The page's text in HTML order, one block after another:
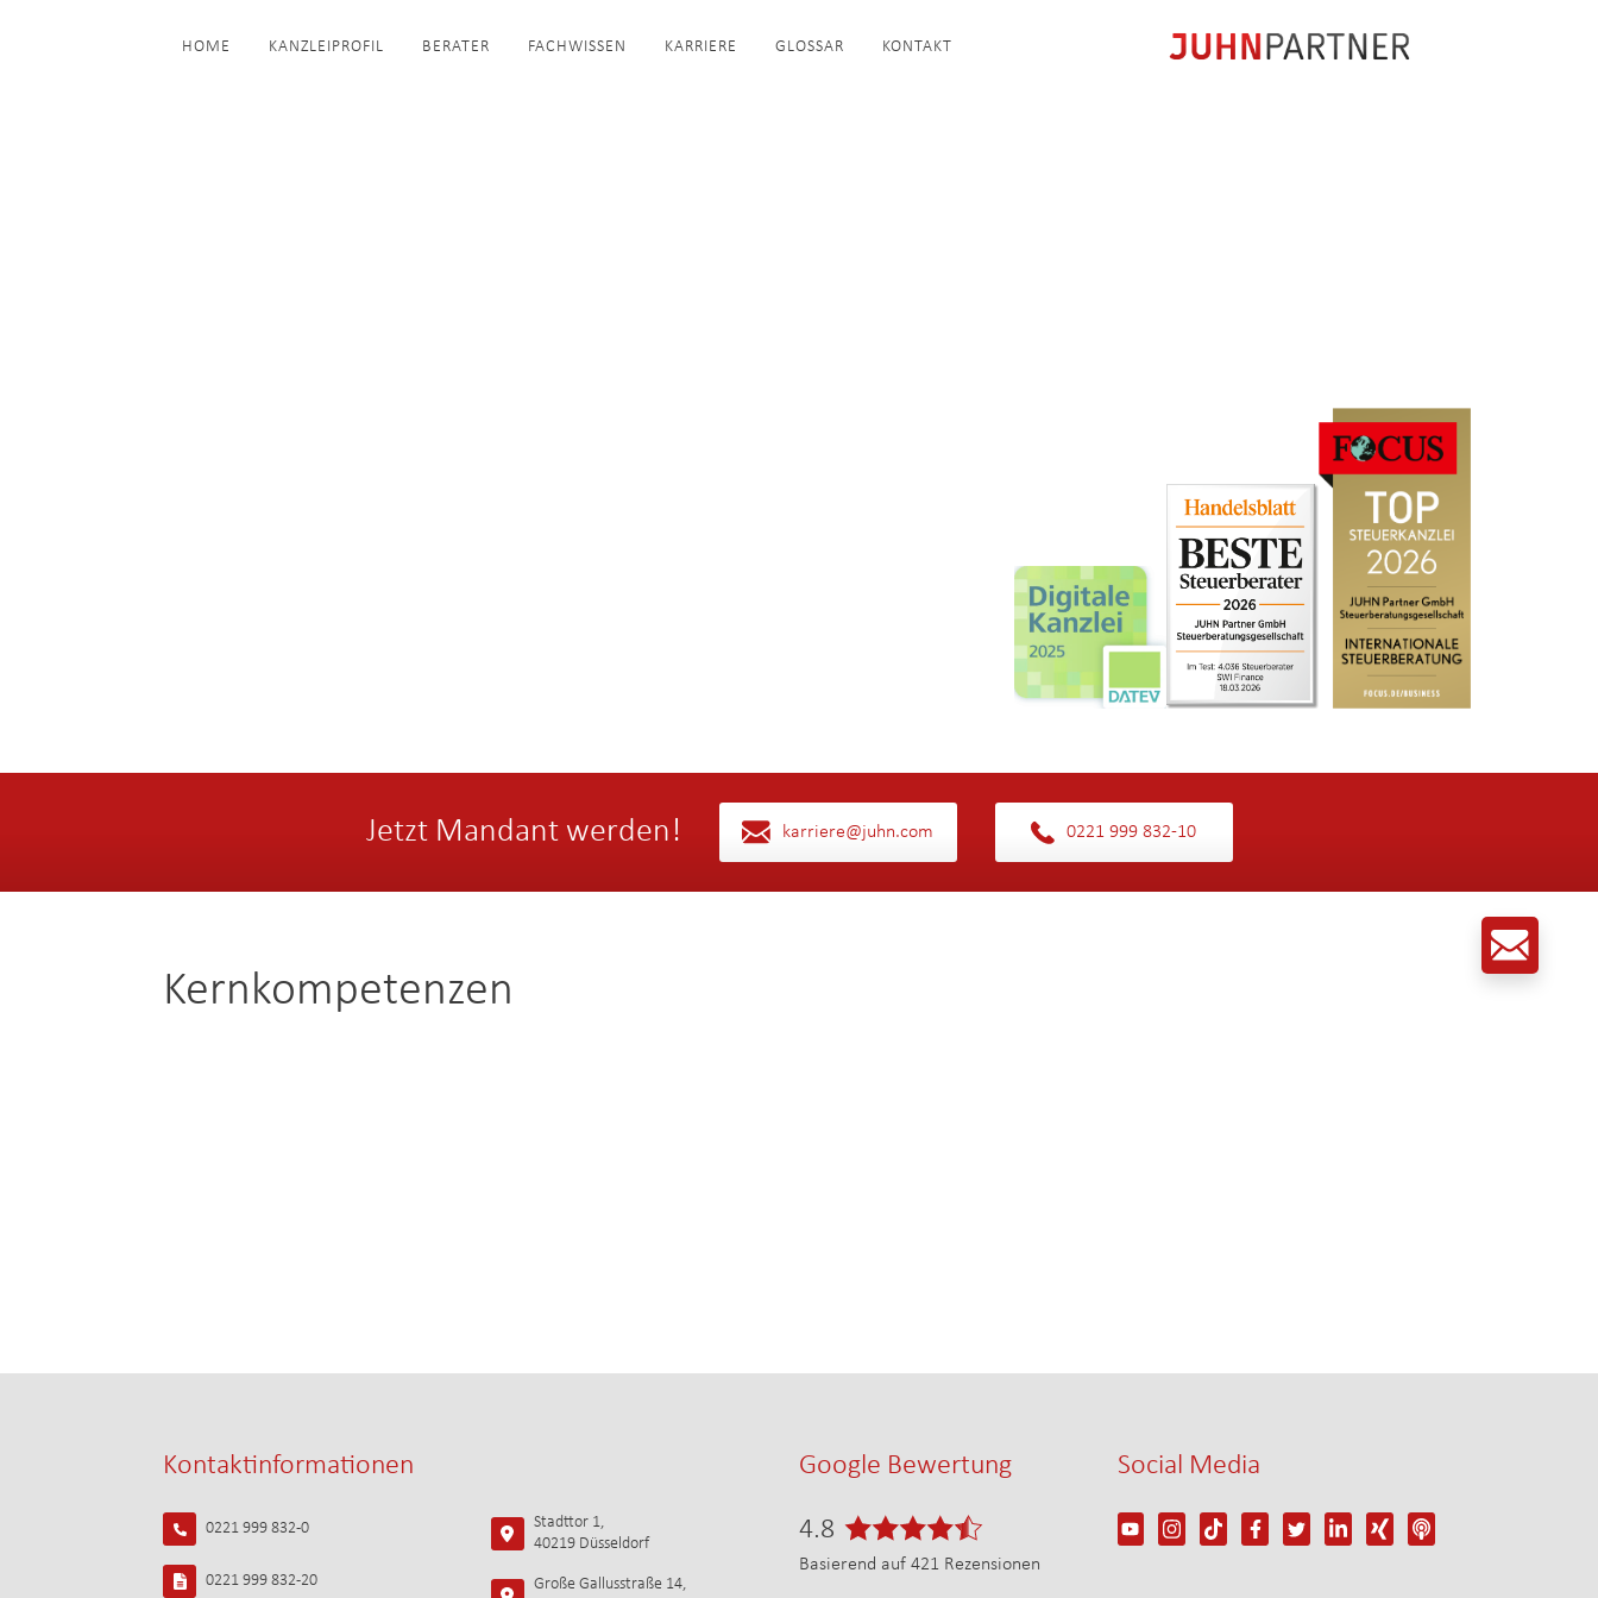
HOME KANZLEIPROFIL BERATER FACHWISSEN KARRIERE GLOSSAR KONTAKT
Jetzt Mandant werden! karriere@juhn.com 0221 999 832-10
Kernkompetenzen
Kontaktinformationen
0221 999 832-0
0221 999 832-20
Stadttor 1,
40219 Düsseldorf
Große Gallusstraße 14,
Google Bewertung
4.8
Basierend auf 421 Rezensionen
Social Media